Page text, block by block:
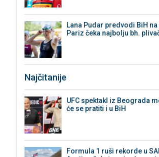
Lana Pudar predvodi BiH na
Pariz čeka najbolju bh.
Najčitanije
UFC spektakl iz Beograda
će se pratiti i u BiH
Formula 1 ruši rekorde u